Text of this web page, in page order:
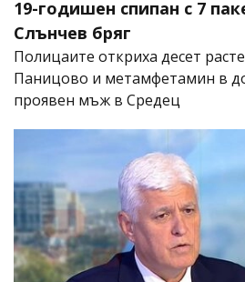
19-годишен спипан с 7
Слънчев бряг
Полицаите откриха десет
Паницово и метамфетамин в
проявен мъж в Средец